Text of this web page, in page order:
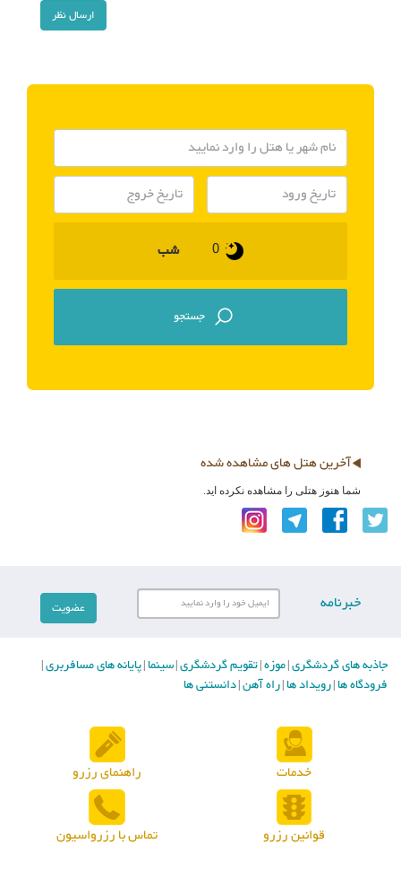
شب
آخرین هتل های مشاهده شده
شما هنوز هتلی را مشاهده نکرده اید.
خبرنامه
جاذبه های گردشگری|موزه|تقویم گردشگری|سینما|پایانه های مسافربری|
فرودگاه ها|رویداد ها|راه آهن|دانستنی ها
خدمات راهنمای رزرو
قوانین رزرو تماس با رزرواسیون